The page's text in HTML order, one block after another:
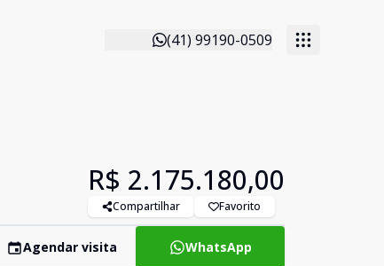
(41) 99190-0509
R$ 2.175.180,00
Compartilhar Favorito
Agendar visita WhatsApp